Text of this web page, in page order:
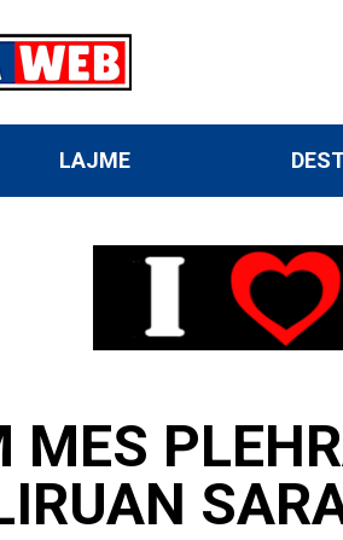
LAJME
MES